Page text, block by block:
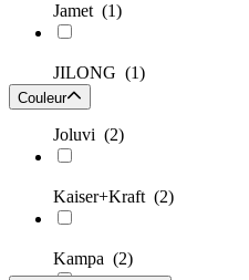
Jamet (1)
JILONG (1)
Joluvi (2)
Kaiser+Kraft (2)
Kampa (2)
Couleur